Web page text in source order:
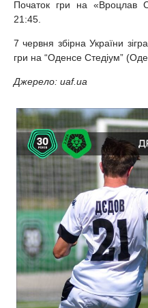
Початок гри на «Вроцлав
21:45.
7 червня збірна України
гри на “Оденсе Стедіум”
Джерело: uaf.ua